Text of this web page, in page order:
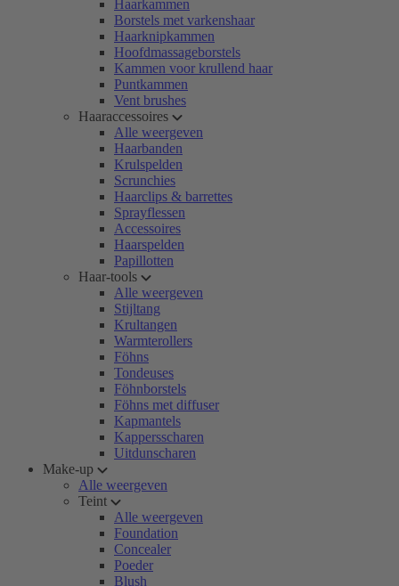
Haarkammen
Borstels met varkenshaar
Haarknipkammen
Hoofdmassageborstels
Kammen voor krullend haar
Puntkammen
Vent brushes
Haaraccessoires
Alle weergeven
Haarbanden
Krulspelden
Scrunchies
Haarclips & barrettes
Sprayflessen
Accessoires
Haarspelden
Papillotten
Haar-tools
Alle weergeven
Stijltang
Krultangen
Warmterollers
Föhns
Tondeuses
Föhnborstels
Föhns met diffuser
Kapmantels
Kappersscharen
Uitdunscharen
Make-up
Alle weergeven
Teint
Alle weergeven
Foundation
Concealer
Poeder
Blush